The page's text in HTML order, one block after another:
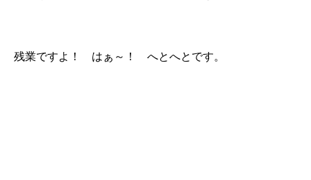
残業ですよ！ はぁ～！ へとへとです。